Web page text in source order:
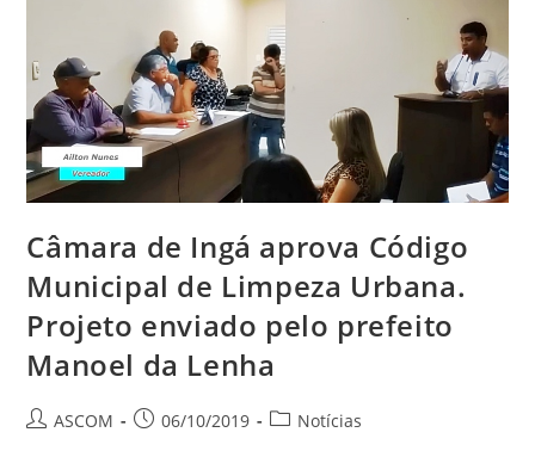
Câmara de Ingá aprova Código
Municipal de Limpeza Urbana.
Projeto enviado pelo prefeito
Manoel da Lenha
ASCOM 06/10/2019 Notícias